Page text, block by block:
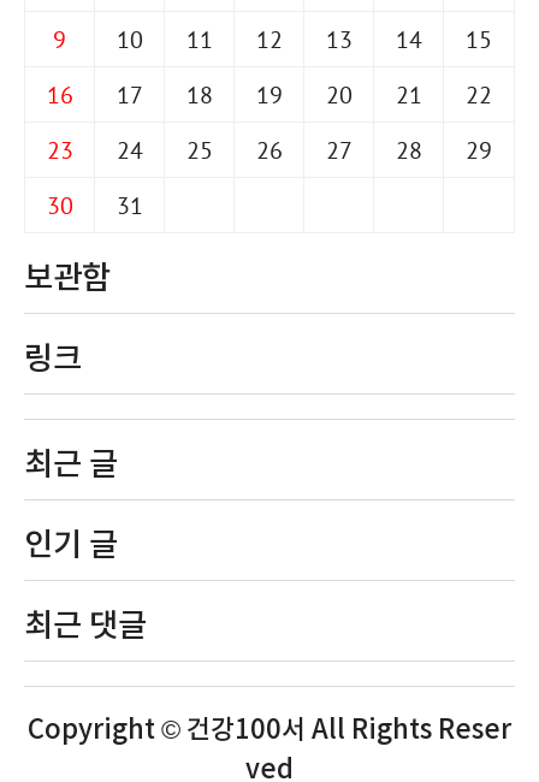
9
10 11 12 13 14
15
16
17 18 19 20 21
22
23
24 25 26 27 28
29
30
31
보관함
링크
최근 글
인기 글
최근 댓글
Copyright © 건강100서 All Rights Reser
ved